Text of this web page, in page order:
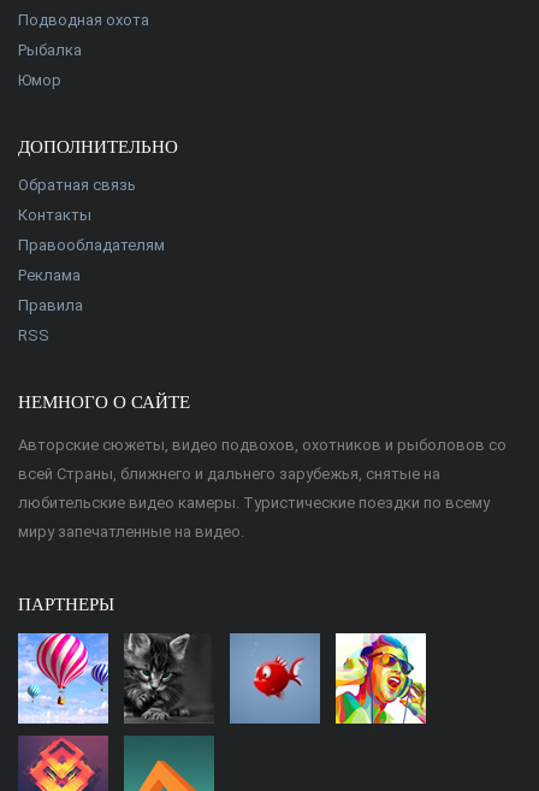
Подводная охота
Рыбалка
Юмор
ДОПОЛНИТЕЛЬНО
Обратная связь
Контакты
Правообладателям
Реклама
Правила
RSS
НЕМНОГО О САЙТЕ
Авторские сюжеты, видео подвохов, охотников и рыболовов со
всей Страны, ближнего и дальнего зарубежья, снятые на
любительские видео камеры. Туристические поездки по всему
миру запечатленные на видео.
ПАРТНЕРЫ